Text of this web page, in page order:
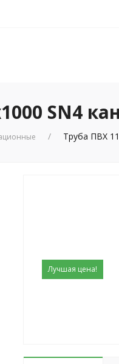
SN4
Труба ПВХ
Лучшая цена!